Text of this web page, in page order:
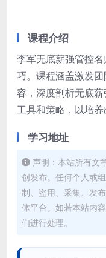
课程介绍
李军无底薪强管控
巧。课程涵盖激发
容，深度剖析无底
工具和策略，以培养
学习地址
声明：本站所有文
创发布。任何个人或
制、盗用、采集、发
体平台。如若本站内
们进行处理。